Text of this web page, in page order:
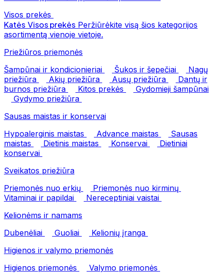
Visos prekės
Katės Visos prekės Peržiūrėkite visą šios kategorijos
asortimentą vienoje vietoje.
Priežiūros priemonės
Šampūnai ir kondicionieriai
Šukos ir šepečiai
Nagų
priežiūra
Akių priežiūra Ausų priežiūra
Dantų ir
burnos priežiūra
Kitos prekės
Gydomieji šampūnai
Gydymo priežiūra
Sausas maistas ir konservai
Hypoalerginis maistas
Advance maistas
Sausas
maistas
Dietinis maistas Konservai
Dietiniai
konservai
Sveikatos priežiūra
Priemonės nuo erkių
Priemonės nuo kirminų
Vitaminai ir papildai
Nereceptiniai vaistai
Kelionėms ir namams
Dubenėliai
Guoliai
Kelionių įranga
Higienos ir valymo priemonės
Higienos priemonės
Valymo priemonės